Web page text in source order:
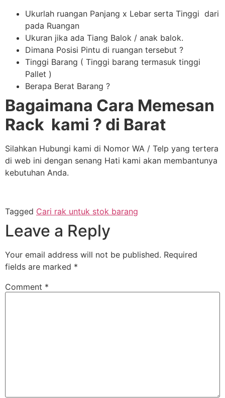
Ukurlah ruangan Panjang x Lebar serta Tinggi dari
pada Ruangan
Ukuran jika ada Tiang Balok / anak balok.
Dimana Posisi Pintu di ruangan tersebut ?
Tinggi Barang ( Tinggi barang termasuk tinggi
Pallet )
Berapa Berat Barang ?
Bagaimana Cara Memesan
Rack kami ? di Barat
Silahkan Hubungi kami di Nomor WA / Telp yang tertera
di web ini dengan senang Hati kami akan membantunya
kebutuhan Anda.
Tagged Cari rak untuk stok barang
Leave a Reply
Your email address will not be published. Required
fields are marked *
Comment *